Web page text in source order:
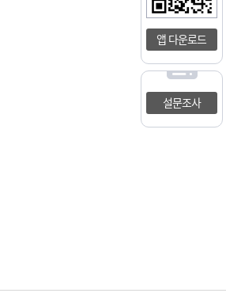
앱 다운로드
설문조사